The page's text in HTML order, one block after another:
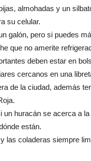
almohadas y un
su celular.
galón, pero si puedes
que no amerite
deben estar en
cercanos en una
de la ciudad, además
un huracán se acerca a
están.
las coladeras siempre